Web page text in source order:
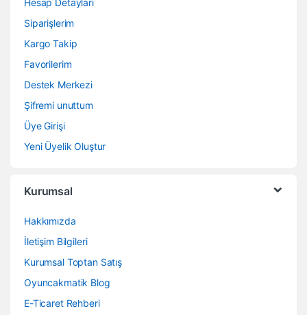
Siparişlerim
Kargo Takip
Favorilerim
Destek Merkezi
Şifremi unuttum
Üye Girişi
Yeni Üyelik Oluştur
Kurumsal
Hakkımızda
İletişim Bilgileri
Kurumsal Toptan Satış
Oyuncakmatik Blog
E-Ticaret Rehberi